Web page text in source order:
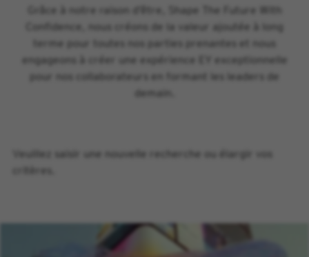
Grâce à notre raison d’être, Shape The Future With
Confidence, nous créons de la valeur ajoutée à long
terme pour toutes nos parties prenantes et nous
engageons à créer une expérience EY exceptionnelle
pour nos collaborateurs en formant les leaders de
demain.
Veuillez saisir une nouvelle recherche ou élargir vos
critères.